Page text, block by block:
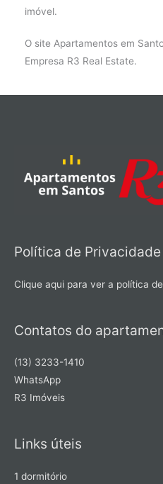
imóvel.
O site Apartamentos em
Empresa R3 Real Estate.
Política de Privacidade
Clique aqui para ver a política
Contatos do
(13) 3233-1410
WhatsApp
R3 Imóveis
Links úteis
1 dormitório